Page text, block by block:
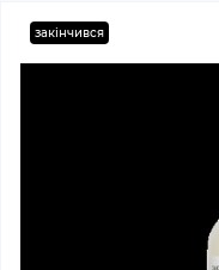
закінчився